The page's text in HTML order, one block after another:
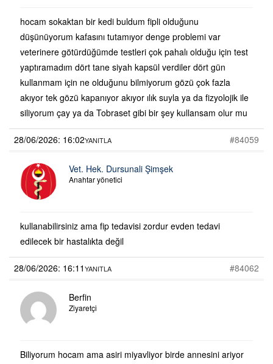
hocam sokaktan bir kedi buldum fipli olduğunu
düşünüyorum kafasını tutamıyor denge problemi var
veterinere götürdüğümde testleri çok pahalı olduğu için test
yaptıramadım dört tane siyah kapsül verdiler dört gün
kullanmam için ne olduğunu bilmiyorum gözü çok fazla
akıyor tek gözü kapanıyor akıyor ılık suyla ya da fizyolojik ile
siliyorum çay ya da Tobraset gibi bir şey kullansam olur mu
28/06/2026: 16:02 #84059
YANITLA
Vet. Hek. Dursunali Şimşek
Anahtar yönetici
kullanabilirsiniz ama fip tedavisi zordur evden tedavi
edilecek bir hastalıkta değil
28/06/2026: 16:11 #84062
YANITLA
Berfin
Ziyaretçi
Biliyorum hocam ama asiri miyavliyor birde annesini ariyor